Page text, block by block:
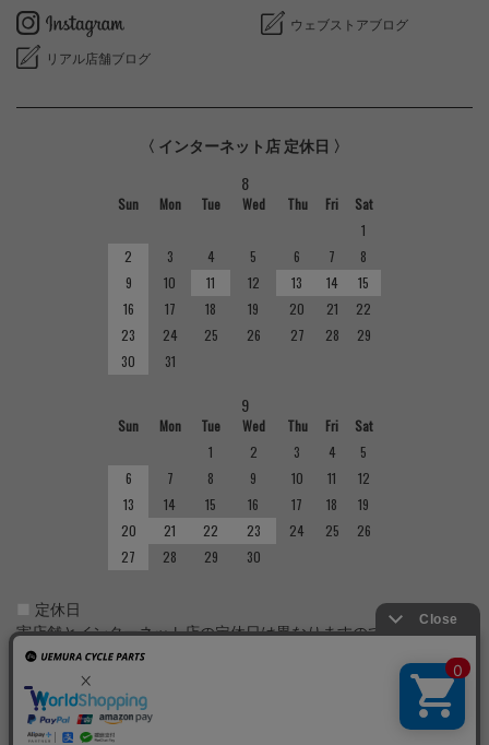
ウェブストアブログ
リアル店舗ブログ
〈 インターネット店 定休日 〉
8
Sun Mon Tue Wed Thu Fri
Sat
1
2
3 4 5 6 7
8
9
10 11 12 13 14
15
16
17 18 19 20 21
22
23
24 25 26 27 28
29
30
31
9
Sun Mon Tue Wed Thu Fri
Sat
1
2 3 4
5
6
7 8 9 10 11
12
13
14 15 16 17 18
19
20
21 22 23 24 25
26
27
28 29 30
定休日
実店舗とインターネット店の定休日は異なりますのでご注意くだ
さい。実店舗の定休日については店舗紹介をご確認ください。
Copyright(C)サイクルショップで完成車やパーツをお求めならUemura Cycle Parts.All Rights